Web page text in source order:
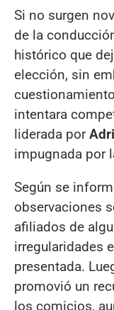
Si no surgen
de la
histórico que
elección, sin
intentara
liderada por
impugnada por
Según se
observaciones
afiliados de
irregularidades
presentada.
promovió un
los comicios,